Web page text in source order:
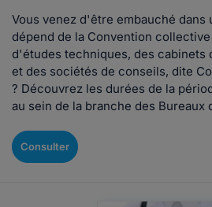
Vous venez d'être embauché dans
dépend de la Convention
d'études techniques, des
et des sociétés de conseils, dite
? Découvrez les durées de la
au sein de la branche des
Consulter